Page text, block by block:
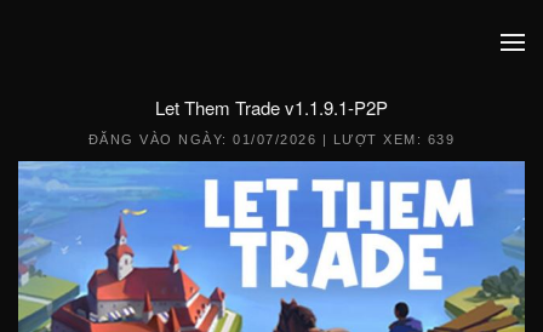
Let Them Trade v1.1.9.1-P2P
ĐĂNG VÀO NGÀY:01/07/2026 | LƯỢT XEM: 639